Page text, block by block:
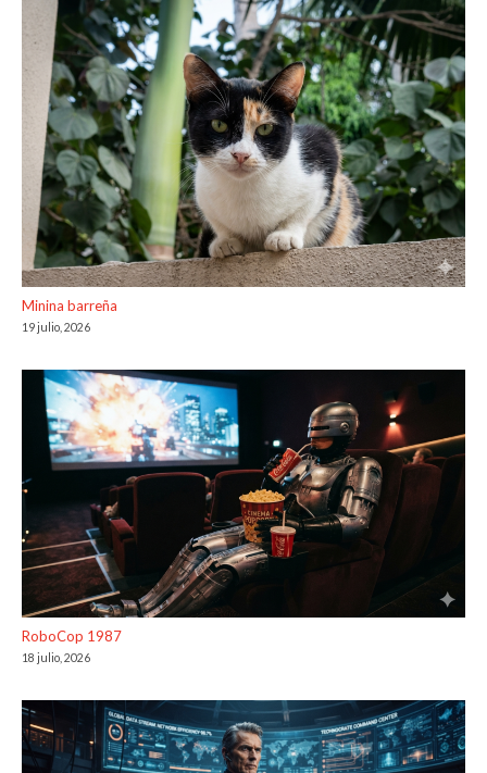
Minina barreña
19 julio, 2026
RoboCop 1987
18 julio, 2026